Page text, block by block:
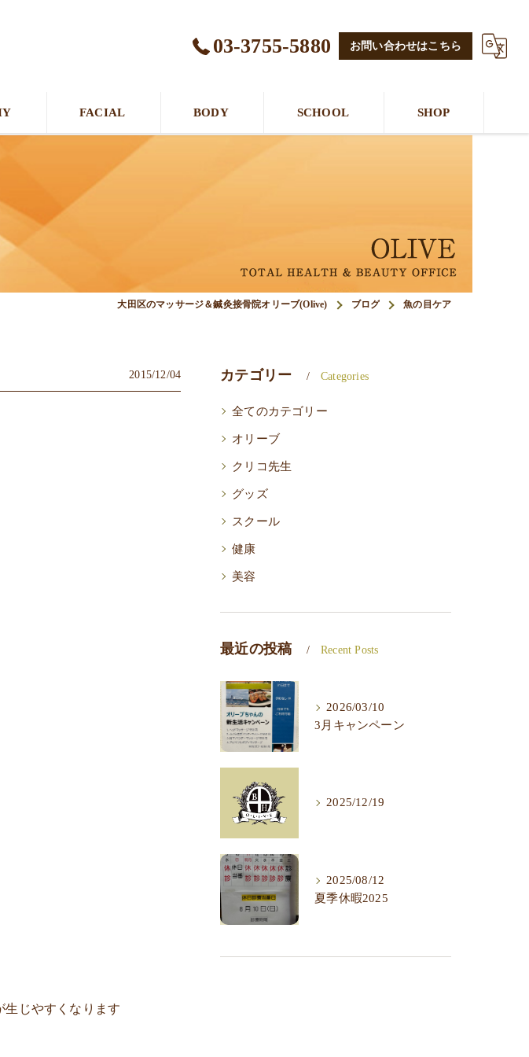
03-3755-5880 お問い合わせはこちら
FACIAL BODY SCHOOL SHOP
大田区のマッサージ＆鍼灸接骨院オリーブ(Olive) ブログ 魚の目ケア
2015/12/04
生じやすくなります
カテゴリー Categories
全てのカテゴリー
オリーブ
クリコ先生
グッズ
スクール
健康
美容
最近の投稿 Recent Posts
2026/03/10
3月キャンペーン
2025/12/19
2025/08/12
夏季休暇2025